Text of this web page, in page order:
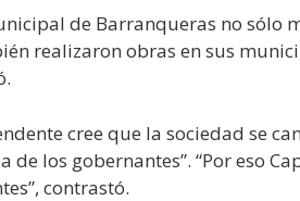
de Barranqueras no sólo
realizaron obras en sus
cree que la sociedad se
de los gobernantes”. “Por eso
contrastó.